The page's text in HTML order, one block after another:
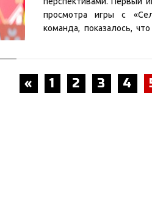
просмотра игры с
команда, показалось,
« 1 2 3 4